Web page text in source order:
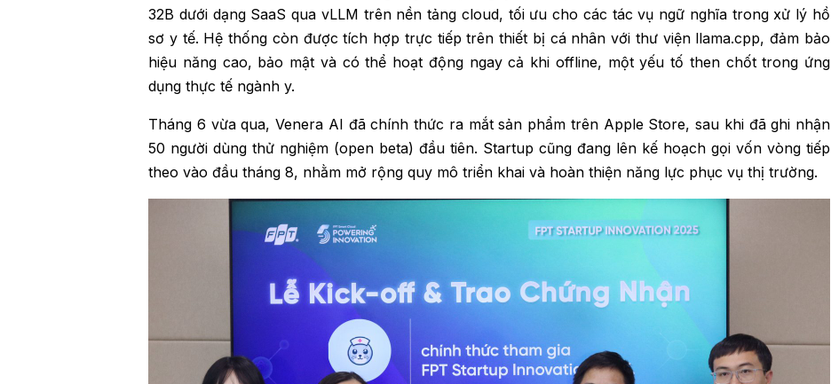
32B dưới dạng SaaS qua vLLM trên nền tảng cloud, tối ưu cho các tác vụ ngữ nghĩa trong xử lý hồ
sơ y tế. Hệ thống còn được tích hợp trực tiếp trên thiết bị cá nhân với thư viện llama.cpp, đảm bảo
hiệu năng cao, bảo mật và có thể hoạt động ngay cả khi offline, một yếu tố then chốt trong ứng
dụng thực tế ngành y.
Tháng 6 vừa qua, Venera AI đã chính thức ra mắt sản phẩm trên Apple Store, sau khi đã ghi nhận
50 người dùng thử nghiệm (open beta) đầu tiên. Startup cũng đang lên kế hoạch gọi vốn vòng tiếp
theo vào đầu tháng 8, nhằm mở rộng quy mô triển khai và hoàn thiện năng lực phục vụ thị trường.